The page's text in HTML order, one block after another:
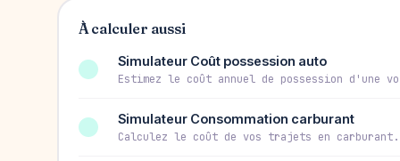
À calculer aussi
Simulateur Coût possession auto
Estimez le coût annuel de possession d'une
Simulateur Consommation carburant
Calculez le coût de vos trajets en carburant.